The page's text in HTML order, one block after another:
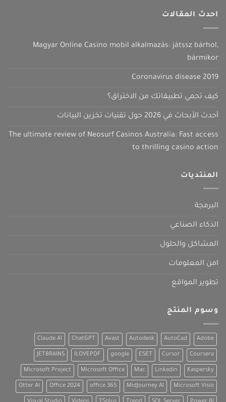
احدث المقالات
Magyar Online Casino mobil alkalmazás: játssz bárhol,
bármikor
Coronavirus disease 2019
كيف تحمي تطبيقاتك من الاختراق؟
أحدث الأبحاث في 2026 حول تقنيات تخزين البيانات
The ultimate review of Neosurf Casinos Australia: Fast access
to thrilling casino action
المنتديات
البرمجة
الذكاء الصناعي
المشاكل والحلول
امن المعلومات
تطوير المواقع
وسوم المنتج
Adobe
AutoCad
Autodesk
Avast
ChatGPT
Claude AI
Coursera
Cursor
ESET
google
ILOVEPDF
JETBRAINS
Kaspersky
Linkedin
Mac
Microsoft Office
Microsoft Project
Microsoft Visio
MidJourney AI
office 365
Office 2024
Otter AI